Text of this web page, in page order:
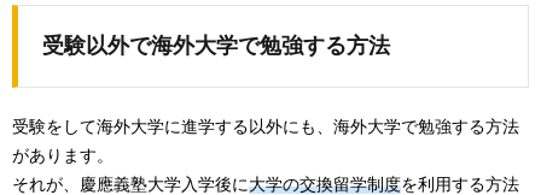
受験以外で海外大学で勉強する方法
受験をして海外大学に進学する以外にも、海外大学で勉強する方法
があります。
それが、慶應義塾大学入学後に大学の交換留学制度を利用する方法